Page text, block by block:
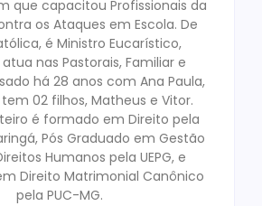
que capacitou Profissionais da
os Ataques em Escola. De
é Ministro Eucarístico,
nas Pastorais, Familiar e
há 28 anos com Ana Paula,
02 filhos, Matheus e Vitor.
é formado em Direito pela
Pós Graduado em Gestão
Humanos pela UEPG, e
Direito Matrimonial Canônico
pela PUC-MG.